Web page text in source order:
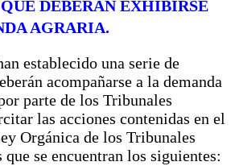
DEBERÁN EXHIBIRSE
AGRARIA.
establecido una serie de
acompañarse a la demanda
parte de los Tribunales
las acciones contenidas en el
Orgánica de los Tribunales
se encuentran los siguientes: